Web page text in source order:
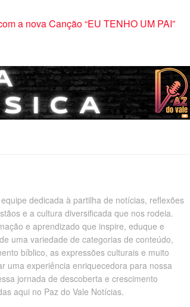
a nova Canção “EU TENHO UM PAI”
dedicada à partilha de notícias, reflexões
e a cultura diversificada que nos rodeia.
e aprendizado que inspire, eduque e
uma variedade de categorias de conteúdo,
bíblico, as expressões culturais e muito
uma experiência enriquecedora para nossa
jornada de descoberta e crescimento
aqui no Paz do Vale Notícias.